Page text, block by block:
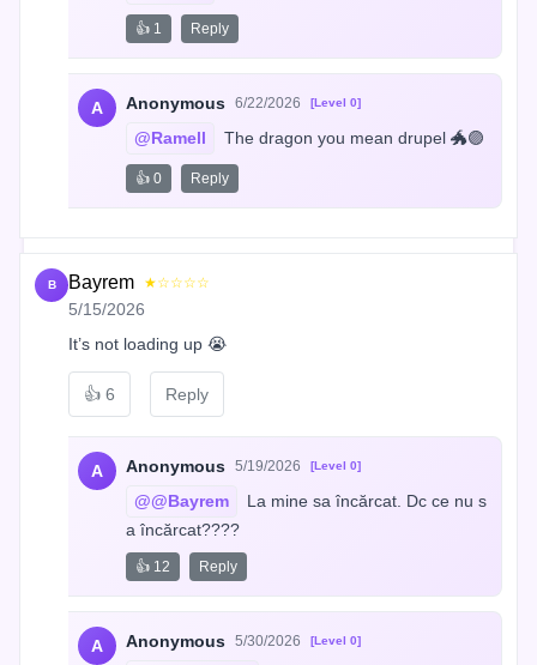
👍 1 Reply
A Anonymous 6/22/2026 [Level 0]
@Ramell The dragon you mean drupel 🐲🟣
👍 0 Reply
B Bayrem ★☆☆☆☆
5/15/2026
It’s not loading up 😭
👍 6 Reply
A Anonymous 5/19/2026 [Level 0]
@@Bayrem
La mine sa încărcat. Dc ce nu s
a încărcat????
👍 12 Reply
A Anonymous 5/30/2026 [Level 0]